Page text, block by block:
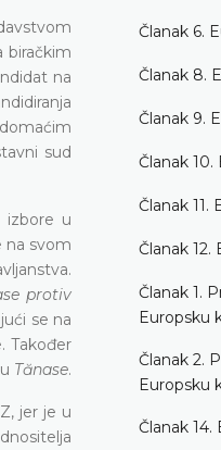
biračkim
na
sud
izbore u
na svom
protiv
se na
Također
Tănase.
jer je u
Članak 6.
Članak 8.
Članak 9.
Članak
Članak 11.
Članak
Članak 1.
Europsku
Članak 2.
Europsku
Članak